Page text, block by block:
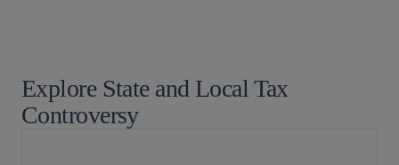
Explore State and Local Tax
Controversy